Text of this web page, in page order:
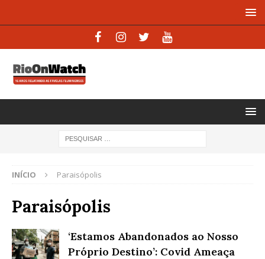
INÍCIO Paraisópolis
Paraisópolis
‘Estamos Abandonados ao Nosso
Próprio Destino’: Covid Ameaça